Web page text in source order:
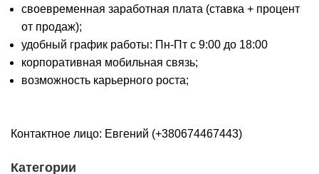
своевременная заработная плата (ставка + процент
от продаж);
удобный график работы: Пн-Пт с 9:00 до 18:00
корпоративная мобильная связь;
возможность карьерного роста;
Контактное лицо: Евгений (+380674467443)
Категории